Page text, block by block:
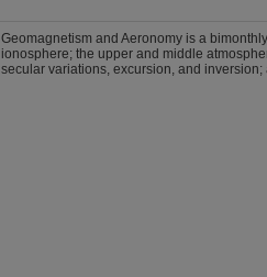
Geomagnetism and Aeronomy is a
ionosphere; the upper and middle
secular variations, excursion, and